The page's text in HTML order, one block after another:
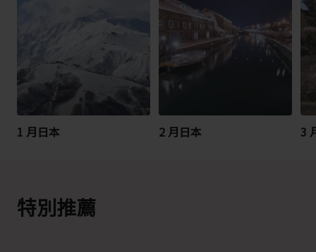
1 月日本 2 月日本 3
特別推薦